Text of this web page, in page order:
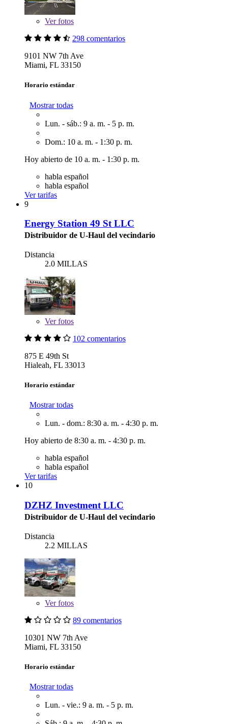
Verfotos
298 comentarios
9101 NW 7th Ave
Miami, FL 33150
Horario estándar
Mostrar todas
Lun. - sáb.: 9 a. m. - 5 p. m.
Dom.: 10 a. m. - 1:30 p. m.
Hoy abierto de 10 a. m. - 1:30 p. m.
habla español
habla español
Ver tarifas
9
Energy Station 49 St LLC
Distribuidor de U-Haul del vecindario
Distancia
2.0 MILLAS
Verfotos
102 comentarios
875 E 49th St
Hialeah, FL 33013
Horario estándar
Mostrar todas
Lun. - dom.: 8:30 a. m. - 4:30 p. m.
Hoy abierto de 8:30 a. m. - 4:30 p. m.
habla español
habla español
Ver tarifas
10
DZHZ Investment LLC
Distribuidor de U-Haul del vecindario
Distancia
2.2 MILLAS
Verfotos
89 comentarios
10301 NW 7th Ave
Miami, FL 33150
Horario estándar
Mostrar todas
Lun. - vie.: 9 a. m. - 5 p. m.